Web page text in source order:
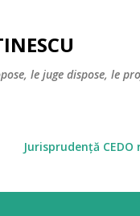
le juge dispose, le
Jurisprudență